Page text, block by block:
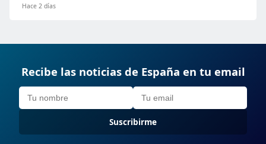
Hace 2 días
Recibe las noticias de España en tu email
Suscribirme